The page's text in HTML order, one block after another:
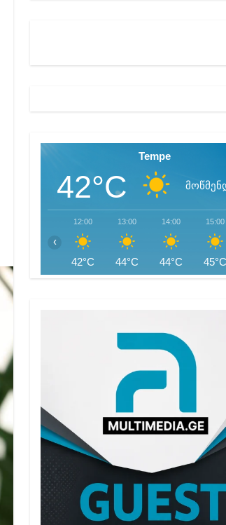
Tempe
42°C
12:00
42°C
13:00
44°C
14:00
44°C
15:00
45°C
‹